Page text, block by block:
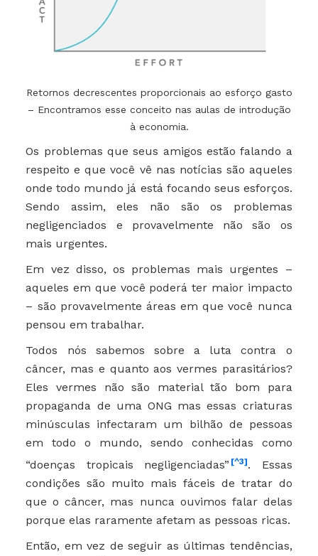
Retornos decrescentes proporcionais ao esforço gasto
– Encontramos esse conceito nas aulas de introdução
à economia.
Os problemas que seus amigos estão falando a
respeito e que você vê nas notícias são aqueles
onde todo mundo já está focando seus esforços.
Sendo assim, eles não são os problemas
negligenciados e provavelmente não são os
mais urgentes.
Em vez disso, os problemas mais urgentes –
aqueles em que você poderá ter maior impacto
– são provavelmente áreas em que você nunca
pensou em trabalhar.
Todos nós sabemos sobre a luta contra o
câncer, mas e quanto aos vermes parasitários?
Eles vermes não são material tão bom para
propaganda de uma ONG mas essas criaturas
minúsculas infectaram um bilhão de pessoas
em todo o mundo, sendo conhecidas como
“doenças tropicais negligenciadas” [^3]. Essas
condições são muito mais fáceis de tratar do
que o câncer, mas nunca ouvimos falar delas
porque elas raramente afetam as pessoas ricas.
Então, em vez de seguir as últimas tendências,